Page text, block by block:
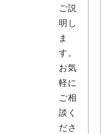
ご説
明し
ま
す。
お気
軽に
ご相
談く
ださ